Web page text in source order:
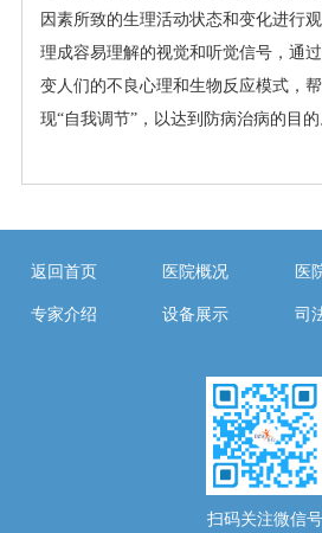
因素所致的生理活动状态和变化进行
理成容易理解的视觉和听觉信号，通
变人们的不良心理和生物反应模式，
现“自我调节”，以达到防病治病的目的
返回首页 医院概况 医
专家介绍 设备展示 司
扫码关注微信号